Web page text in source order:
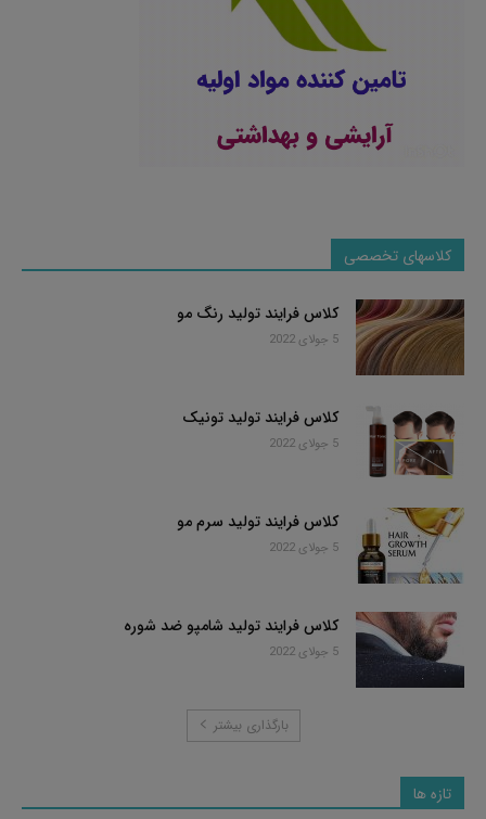
کلاسهای تخصصی
کلاس فرایند تولید رنگ مو
5 جولای 2022
کلاس فرایند تولید تونیک
5 جولای 2022
کلاس فرایند تولید سرم مو
5 جولای 2022
کلاس فرایند تولید شامپو ضد شوره
5 جولای 2022
بارگذاری بیشتر
تازه ها